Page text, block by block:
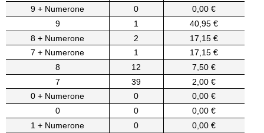
9 + Numerone
0
0,00 €
9
1
40,95 €
8 + Numerone
2
17,15 €
7 + Numerone
1
17,15 €
8
12
7,50 €
7
39
2,00 €
0 + Numerone
0
0,00 €
0
0
0,00 €
1 + Numerone
0
0,00 €